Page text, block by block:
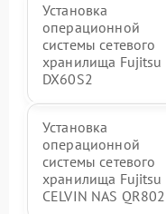
Установка
операционной
системы сетевого
хранилища Fujitsu
DX60S2
Установка
операционной
системы сетевого
хранилища Fujitsu
CELVIN NAS QR802